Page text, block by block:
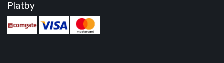
Platby